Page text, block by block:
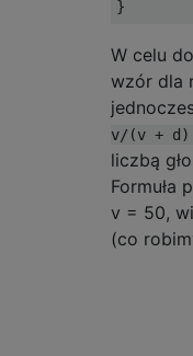
W celu
wzór dla
v/(v + d)
liczbą
Formuła
v = 50,
(co